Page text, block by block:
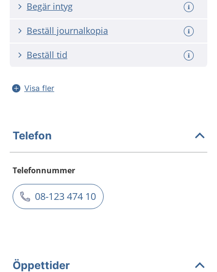
Begär intyg
Beställ journalkopia
Beställ tid
Visa fler
Telefon
Telefonnummer
08-123 474 10
Öppettider